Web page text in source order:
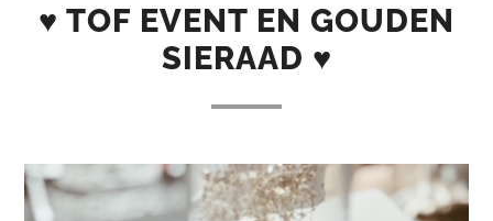
♥ TOF EVENT EN GOUDEN
SIERAAD ♥